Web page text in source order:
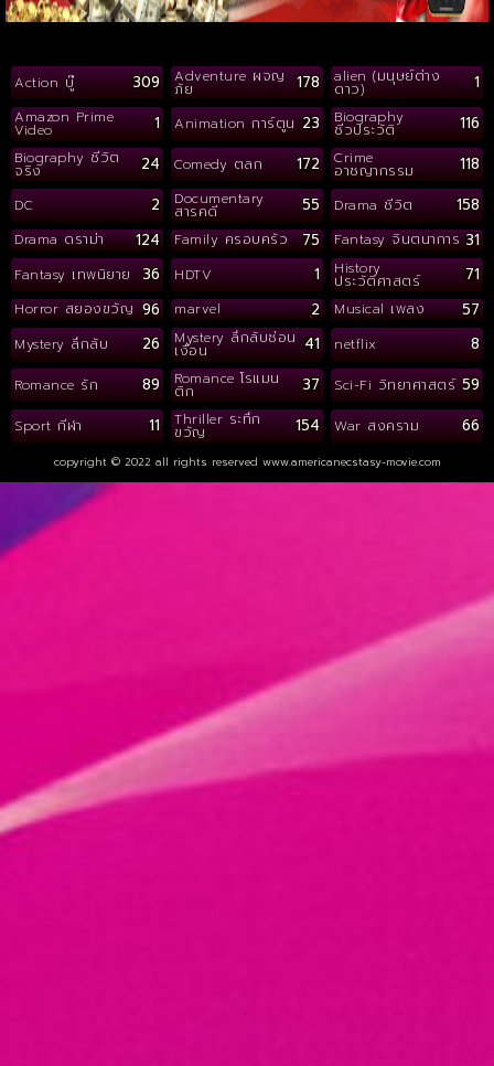
Action บู๊ 309 Adventure ผจญ
ภัย 178 alien (มนุษย์ต่าง
ดาว) 1
Amazon Prime
Video 1 Animation การ์ตูน 23 Biography
ชีวประวัติ 116
Biography ชีวิต
จริง 24 Comedy ตลก 172 Crime
อาชญากรรม 118
DC 2 Documentary
สารคดี 55 Drama ชีวิต 158
Drama ดราม่า 124 Family ครอบครัว 75 Fantasy จินตนาการ 31
Fantasy เทพนิยาย 36 HDTV 1 History
ประวัติศาสตร์ 71
Horror สยองขวัญ 96 marvel 2 Musical เพลง 57
Mystery ลึกลับ 26 Mystery ลึกลับซ่อน
เงื่อน 41 netflix 8
Romance รัก 89 Romance โรแมน
ติก 37 Sci-Fi วิทยาศาสตร์ 59
Sport กีฬา 11 Thriller ระทึก
ขวัญ 154 War สงคราม 66
copyright © 2022 all rights reserved www.americanecstasy-movie.com